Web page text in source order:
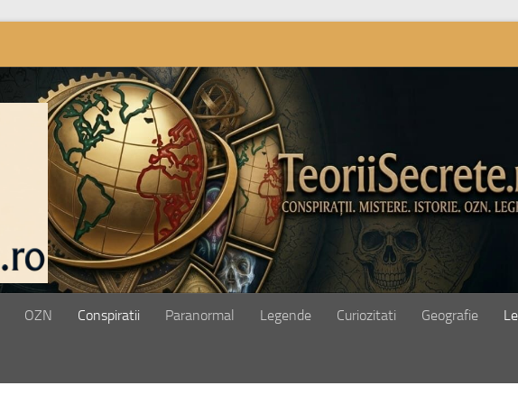
OZN Conspiratii Paranormal Legende Curiozitati Geografie